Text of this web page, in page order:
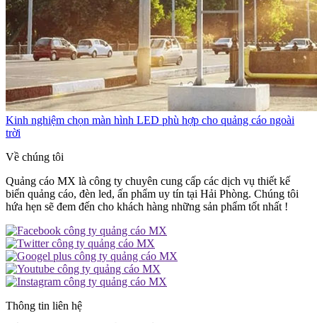
Kinh nghiệm chọn màn hình LED phù hợp cho quảng cáo ngoài
trời
Về chúng tôi
Quảng cáo MX là công ty chuyên cung cấp các dịch vụ thiết kế
biển quảng cáo, đèn led, ấn phẩm uy tín tại Hải Phòng. Chúng tôi
hứa hẹn sẽ đem đến cho khách hàng những sản phẩm tốt nhất !
Thông tin liên hệ